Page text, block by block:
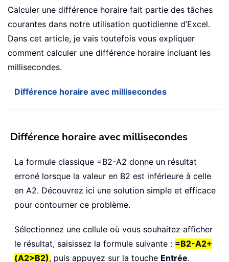
Calculer une différence horaire fait partie des tâches
courantes dans notre utilisation quotidienne d’Excel.
Dans cet article, je vais toutefois vous expliquer
comment calculer une différence horaire incluant les
millisecondes.
Différence horaire avec millisecondes
Différence horaire avec millisecondes
La formule classique =B2-A2 donne un résultat
erroné lorsque la valeur en B2 est inférieure à celle
en A2. Découvrez ici une solution simple et efficace
pour contourner ce problème.
Sélectionnez une cellule où vous souhaitez afficher
le résultat, saisissez la formule suivante : =B2-A2+
(A2>B2), puis appuyez sur la touche Entrée.